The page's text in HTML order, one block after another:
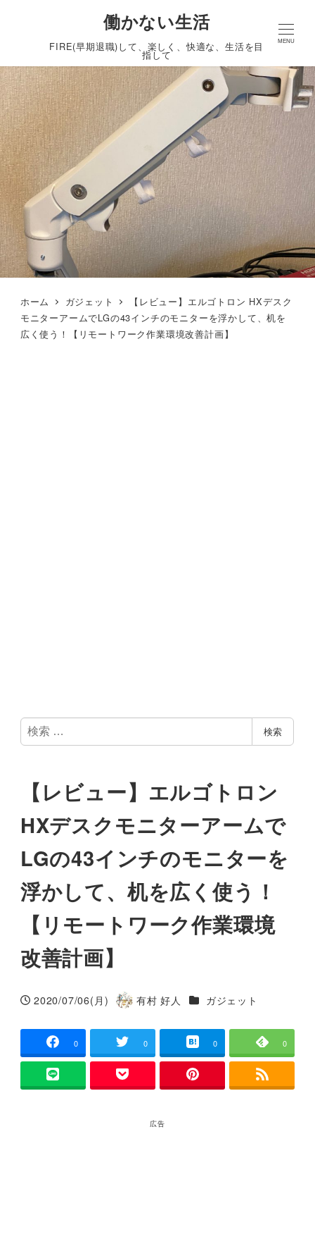
働かない生活
FIRE(早期退職)して、楽しく、快適な、生活を目
指して
MENU
ホーム ガジェット
【レビュー】エルゴトロン HXデスク
モニターアームでLGの43インチのモニターを浮かして、机を
広く使う！【リモートワーク作業環境改善計画】
検
索
検索
【レビュー】エルゴトロン
HXデスクモニターアームで
LGの43インチのモニターを
浮かして、机を広く使う！
【リモートワーク作業環境
改善計画】
投稿日
2020/07/06(月)
著
有村 好人 カテゴリー
ガジェット
0 0 0 0
広告